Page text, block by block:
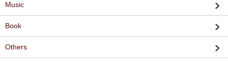
Music
Book
Others